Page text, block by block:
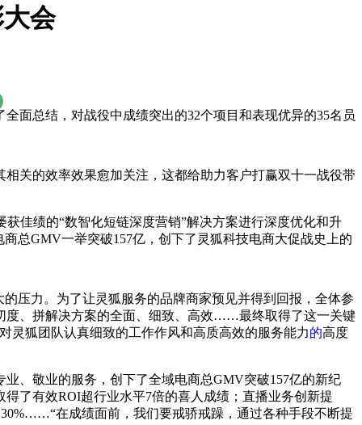
会
全面总结，对战役中成绩突出的32个项目和表现优异的35名员
相关的效率效果愈加关注，这都给助力客户打赢双十一战役带
佳绩的“数智化短链深度营销”解决方案进行深度优化和升
商总GMV一举突破157亿，创下了灵狐科技电商大促战史上的
压力。为了让灵狐服务的品牌商家预见并得到回报，全体参
度、拼解决方案的全面、细致、高效……最终取得了这一关键
灵狐团队认真细致的工作作风和高质高效的服务能力的高度
业、敬业的服务，创下了全域电商总GMV突破157亿的新纪
得了有效ROI超行业水平7倍的喜人成绩；直播业务创新提
在成绩面前，我们要戒骄戒躁，通过各种手段不断提